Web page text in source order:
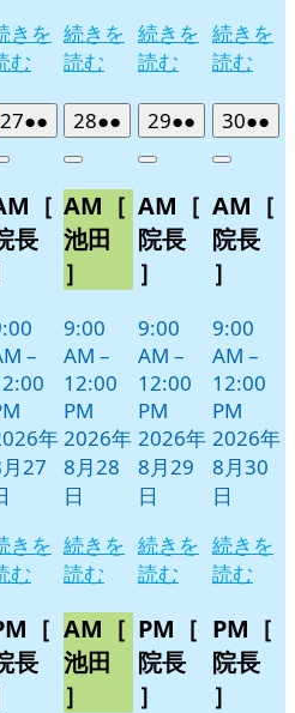
きを
む
続きを
読む
続きを
読む
続きを
読む
272026
年
月
27
日
●●
件
イ
ベ
ト)
Close
［
長
–
年
27
きを
む
［
長
282026
年
月
28
日
●●
件
イ
ベ
ト)
Close
AM［
池田
］
9:00
AM –
12:00
PM
2026年
8月28
日
続きを
読む
AM［
池田
］
292026
年
月
29
日
●●
件
イ
ベ
ト)
Close
AM［
院長
］
9:00
AM –
12:00
PM
2026年
8月29
日
続きを
読む
PM［
院長
］
302026
年
月
30
日
●●
件
イ
Close
AM［
院長
］
9:00
AM –
12:00
PM
2026年
8月30
日
続きを
読む
PM［
院長
］